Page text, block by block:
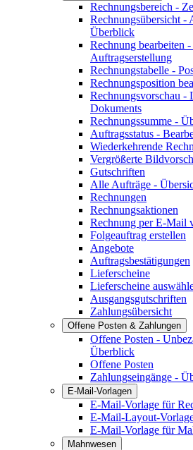
Rechnungsbereich -
Rechnungsübersicht -
Überblick
Rechnung bearbeiten
Auftragserstellung
Rechnungstabelle -
Rechnungsposition
Rechnungsvorschau -
Dokuments
Rechnungssumme -
Auftragsstatus -
Wiederkehrende
Vergrößerte
Gutschriften
Alle Aufträge -
Rechnungen
Rechnungsaktionen
Rechnung per E-Mail
Folgeauftrag erstellen
Angebote
Auftragsbestätigungen
Lieferscheine
Lieferscheine
Ausgangsgutschriften
Zahlungsübersicht
Offene Posten & Zahlungen
Offene Posten -
Überblick
Offene Posten
Zahlungseingänge -
E-Mail-Vorlagen
E-Mail-Vorlage für
E-Mail-Layout-
E-Mail-Vorlage für
Mahnwesen